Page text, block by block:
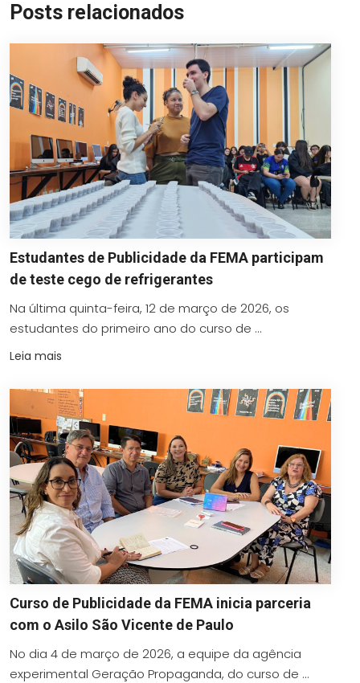
Posts relacionados
Estudantes de Publicidade da FEMA participam
de teste cego de refrigerantes
Na última quinta-feira, 12 de março de 2026, os
estudantes do primeiro ano do curso de ...
Leia mais
Curso de Publicidade da FEMA inicia parceria
com o Asilo São Vicente de Paulo
No dia 4 de março de 2026, a equipe da agência
experimental Geração Propaganda, do curso de ...